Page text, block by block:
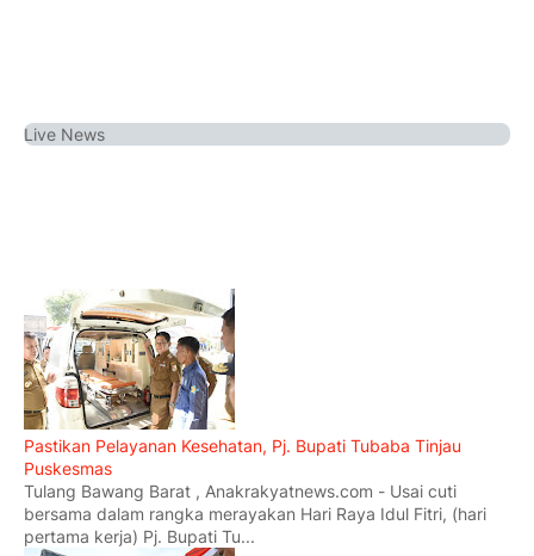
Live News
Pastikan Pelayanan Kesehatan, Pj. Bupati Tubaba Tinjau
Puskesmas
Tulang Bawang Barat , Anakrakyatnews.com - Usai cuti
bersama dalam rangka merayakan Hari Raya Idul Fitri, (hari
pertama kerja) Pj. Bupati Tu...